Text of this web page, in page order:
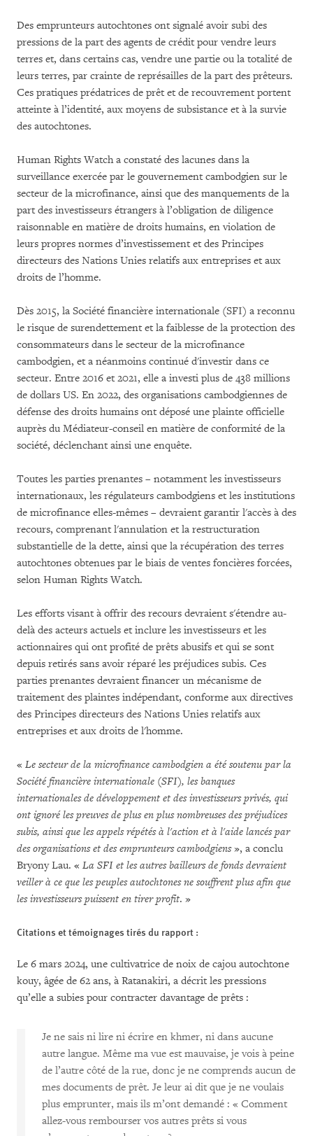
Des emprunteurs autochtones ont signalé avoir subi des
pressions de la part des agents de crédit pour vendre leurs
terres et, dans certains cas, vendre une partie ou la totalité de
leurs terres, par crainte de représailles de la part des prêteurs.
Ces pratiques prédatrices de prêt et de recouvrement portent
atteinte à l’identité, aux moyens de subsistance et à la survie
des autochtones.
Human Rights Watch a constaté des lacunes dans la
surveillance exercée par le gouvernement cambodgien sur le
secteur de la microfinance, ainsi que des manquements de la
part des investisseurs étrangers à l’obligation de diligence
raisonnable en matière de droits humains, en violation de
leurs propres normes d’investissement et des Principes
directeurs des Nations Unies relatifs aux entreprises et aux
droits de l’homme.
Dès 2015, la Société financière internationale (SFI) a reconnu
le risque de surendettement et la faiblesse de la protection des
consommateurs dans le secteur de la microfinance
cambodgien, et a néanmoins continué d'investir dans ce
secteur. Entre 2016 et 2021, elle a investi plus de 438 millions
de dollars US. En 2022, des organisations cambodgiennes de
défense des droits humains ont déposé une plainte officielle
auprès du Médiateur-conseil en matière de conformité de la
société, déclenchant ainsi une enquête.
Toutes les parties prenantes – notamment les investisseurs
internationaux, les régulateurs cambodgiens et les institutions
de microfinance elles-mêmes – devraient garantir l'accès à des
recours, comprenant l'annulation et la restructuration
substantielle de la dette, ainsi que la récupération des terres
autochtones obtenues par le biais de ventes foncières forcées,
selon Human Rights Watch.
Les efforts visant à offrir des recours devraient s'étendre au-
delà des acteurs actuels et inclure les investisseurs et les
actionnaires qui ont profité de prêts abusifs et qui se sont
depuis retirés sans avoir réparé les préjudices subis. Ces
parties prenantes devraient financer un mécanisme de
traitement des plaintes indépendant, conforme aux directives
des Principes directeurs des Nations Unies relatifs aux
entreprises et aux droits de l'homme.
« Le secteur de la microfinance cambodgien a été soutenu par la
Société financière internationale (SFI), les banques
internationales de développement et des investisseurs privés, qui
ont ignoré les preuves de plus en plus nombreuses des préjudices
subis, ainsi que les appels répétés à l'action et à l'aide lancés par
des organisations et des emprunteurs cambodgiens», a conclu
Bryony Lau. « La SFI et les autres bailleurs de fonds devraient
veiller à ce que les peuples autochtones ne souffrent plus afin que
les investisseurs puissent en tirer profit. »
Citations et témoignages tirés du rapport :
Le 6 mars 2024, une cultivatrice de noix de cajou autochtone
kouy, âgée de 62 ans, à Ratanakiri, a décrit les pressions
qu’elle a subies pour contracter davantage de prêts :
Je ne sais ni lire ni écrire en khmer, ni dans aucune
autre langue. Même ma vue est mauvaise, je vois à peine
de l’autre côté de la rue, donc je ne comprends aucun de
mes documents de prêt. Je leur ai dit que je ne voulais
plus emprunter, mais ils m’ont demandé : « Comment
allez-vous rembourser vos autres prêts si vous